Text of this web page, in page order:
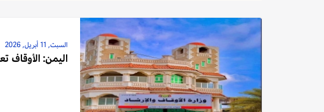
السبت, 11 أبريل, 2026
اليمن: الأوقاف